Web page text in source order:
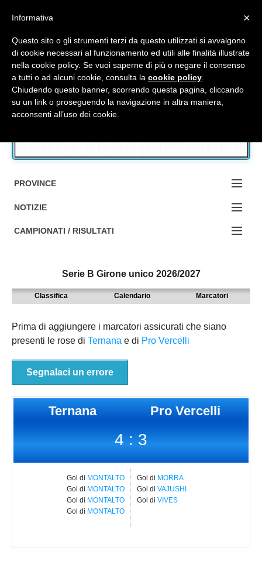
Accedi / Registrati
Contattaci
PROVINCE
EDIZIONE:
BOLOGNA
PARMA
PIACENZA
NOTIZIE
NOTIZIE:
9° TORNEO EMILIAGOL
ECCELLENZA
PRIMA
SECONDA
CAMPIONATI / RISULTATI
REGIONALI
Serie B Girone unico 2026/2027
Classifica Calendario Marcatori
Prima di aggiungere i marcatori assicurati che siano
presenti le rose di Ternana e di Pro Vercelli
Segnalaci un errore
Ternana Pro Vercelli
4 : 3
Gol di MONTALTO
Gol di MONTALTO
Gol di MONTALTO
Gol di MONTALTO
Gol di MORRA
Gol di VAJUSHI
Gol di VIVES
×
Informativa
Questo sito o gli strumenti terzi da questo utilizzati si avvalgono
di cookie necessari al funzionamento ed utili alle finalità illustrate
nella cookie policy. Se vuoi saperne di più o negare il consenso
a tutti o ad alcuni cookie, consulta la cookie policy
Chiudendo questo banner, scorrendo questa pagina, cliccando
su un link o proseguendo la navigazione in altra maniera,
acconsenti all’uso dei cookie.